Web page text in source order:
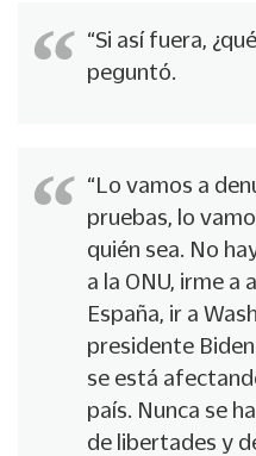
“Si así fuera,
peguntó.
“Lo vamos a
pruebas, lo
quién sea. No
a la ONU, irme a
España, ir a
presidente
se está
país. Nunca se
de libertades y